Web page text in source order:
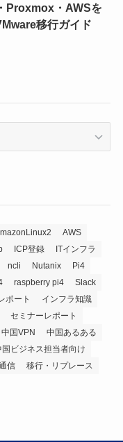
Proxmox・AWSを
移行ガイド
AWS
ICP登録
ITインフラ
ncli Nutanix
Pi4
raspberry pi4
Slack
ポート
インフラ知識
セミナーレポート
中国VPN
中国あるある
国ビジネス担当者向け
信 移行・リプレース